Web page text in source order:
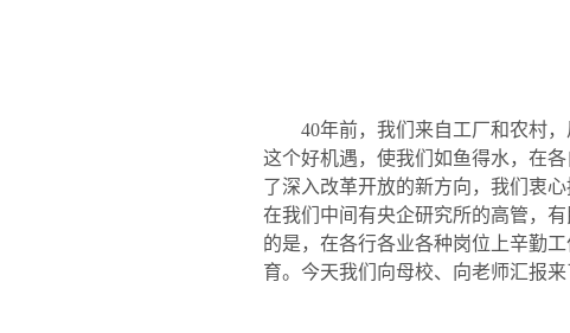
40年前，我们来自工厂和农村，
这个好机遇，使我们如鱼得水，在
了深入改革开放的新方向，我们衷
在我们中间有央企研究所的高管，
的是，在各行各业各种岗位上辛勤
育。今天我们向母校、向老师汇报来